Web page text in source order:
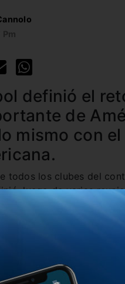
definió el
de
mismo con
todos los clubes del
luego de varias
Sudamericana. El torneo
del 15 de septiembre
sería en enero en